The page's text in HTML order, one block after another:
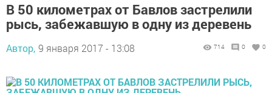
В 50 километрах от Бавлов застрелили
рысь, забежавшую в одну из деревень
Автор, 9 января 2017 - 13:08 714 0 0